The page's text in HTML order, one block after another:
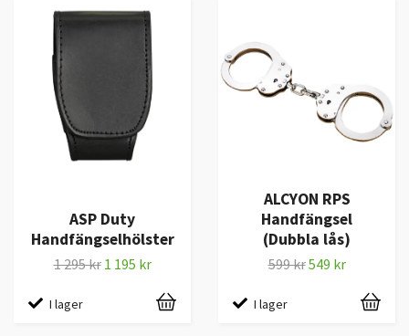
ASP Duty
Handfängselhölster
1 295 kr 1 195 kr
I lager
ALCYON RPS
Handfängsel
(Dubbla lås)
599 kr549 kr
I lager